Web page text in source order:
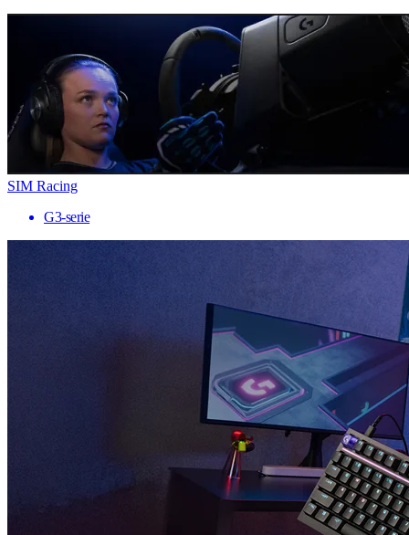
SIM Racing
G3-serie